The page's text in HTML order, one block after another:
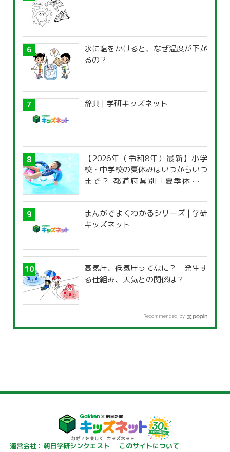
氷に塩をかけると、なぜ温度が下が
るの？
辞典 | 学研キッズネット
【2026年（令和8年）最新】小学
校・中学校の夏休みはいつからいつ
まで？ 都道府県別「夏季休暇一
まんがでよくわかるシリーズ | 学研
キッズネット
高気圧、低気圧ってなに？ 発生す
る仕組み、天気との関係は？
Recommended by
運営会社：朝日学研シンクエスト このサイトについて